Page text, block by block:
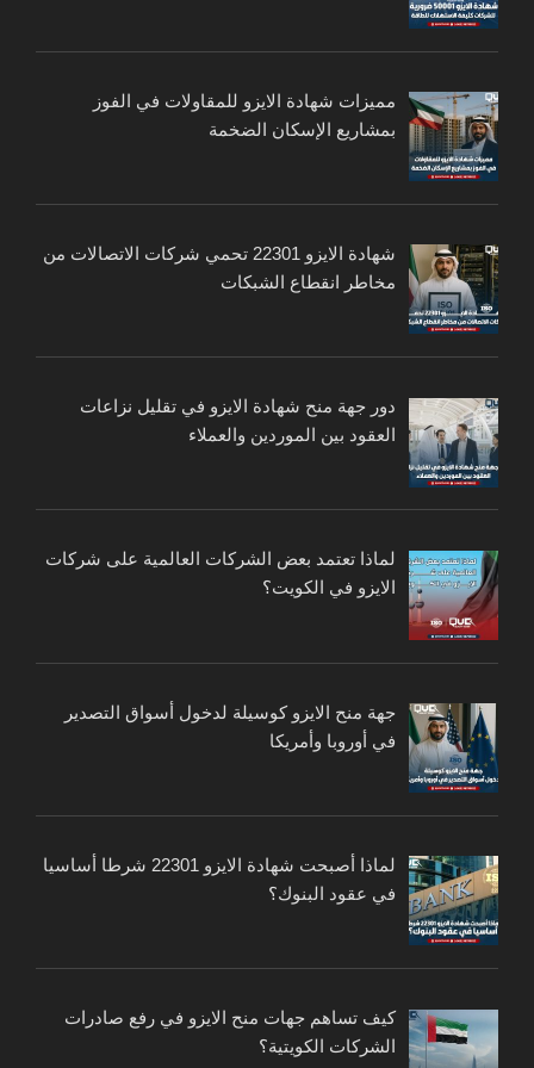
مميزات شهادة الايزو للمقاولات في الفوز
بمشاريع الإسكان الضخمة
شهادة الايزو 22301 تحمي شركات الاتصالات من
مخاطر انقطاع الشبكات
دور جهة منح شهادة الايزو في تقليل نزاعات
العقود بين الموردين والعملاء
لماذا تعتمد بعض الشركات العالمية على شركات
الايزو في الكويت؟
جهة منح الايزو كوسيلة لدخول أسواق التصدير
في أوروبا وأمريكا
لماذا أصبحت شهادة الايزو 22301 شرطا أساسيا
في عقود البنوك؟
كيف تساهم جهات منح الايزو في رفع صادرات
الشركات الكويتية؟